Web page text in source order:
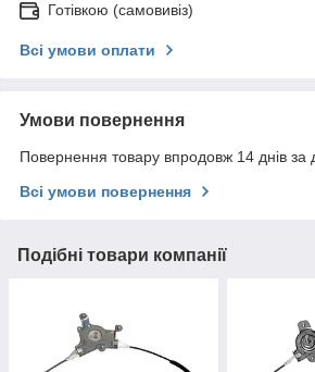
Готівкою (самовивіз)
Всі умови оплати
Умови повернення
Повернення товару впродовж 14 днів за
Всі умови повернення
Подібні товари компанії